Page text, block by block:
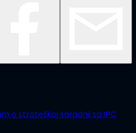
o strateškoj saradnji sa IPC